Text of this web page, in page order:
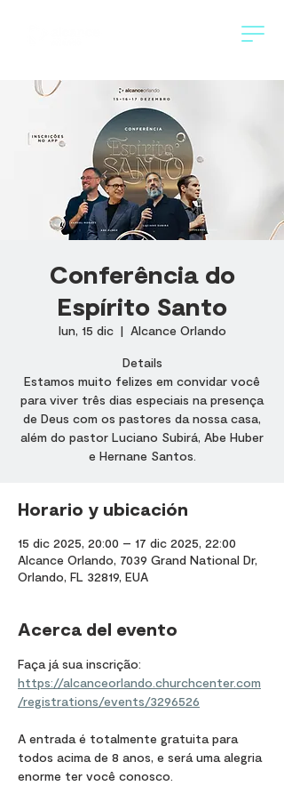
Conferência do
Espírito Santo
lun, 15 dic
  |
Alcance Orlando
Details
Estamos muito felizes em convidar você
para viver três dias especiais na presença
de Deus com os pastores da nossa casa,
além do pastor Luciano Subirá, Abe Huber
e Hernane Santos.
Horario y ubicación
15 dic 2025, 20:00 – 17 dic 2025, 22:00
Alcance Orlando, 7039 Grand National Dr,
Orlando, FL 32819, EUA
Acerca del evento
Faça já sua inscrição:
https://alcanceorlando.churchcenter.com
/registrations/events/3296526
A entrada é totalmente gratuita para
todos acima de 8 anos, e será uma alegria
enorme ter você conosco.